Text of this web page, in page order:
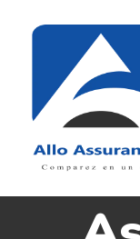
Accueil
Nos produits